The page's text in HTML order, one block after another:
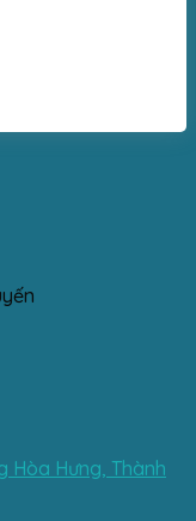
Hòa Hưng, Thành